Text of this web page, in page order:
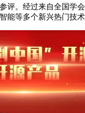
评。经过来自全国
能等多个新兴热门技术